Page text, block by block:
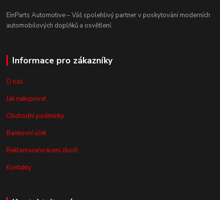
EinParts Automotive – Váš spolehlivý partner v poskytování moderních
automobilových doplňků a osvětlení.
Informace pro zákazníky
O nás
Jak nakupovat
Obchodní podmínky
Bankovní účet
Reklamace/vrácení zboží
Kontakty